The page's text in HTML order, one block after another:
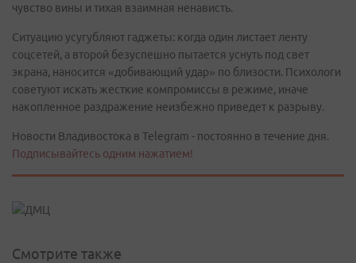
чувство вины и тихая взаимная ненависть.
Ситуацию усугубляют гаджеты: когда один листает ленту
соцсетей, а второй безуспешно пытается уснуть под свет
экрана, наносится «добивающий удар» по близости. Психологи
советуют искать жесткие компромиссы в режиме, иначе
накопленное раздражение неизбежно приведет к разрыву.
Новости Владивостока в Telegram - постоянно в течение дня.
Подписывайтесь одним нажатием!
Смотрите также